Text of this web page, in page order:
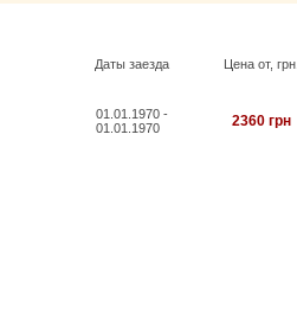
Даты заезда Цена от, грн.
01.01.1970 -
01.01.1970
2360 грн